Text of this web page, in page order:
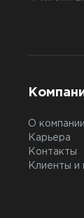
О компании
Карьера
Контакты
Клиенты и